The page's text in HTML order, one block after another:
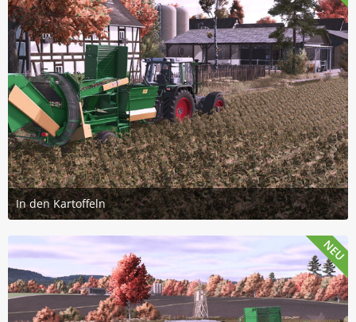
In den Kartoffeln
26. Juli 2026 um 14:08
3
NEU